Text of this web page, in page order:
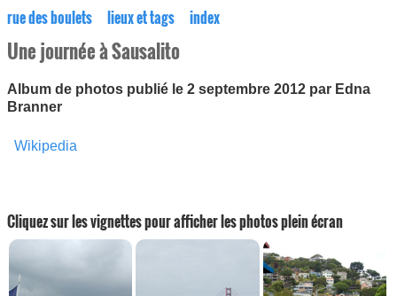
rue des boulets lieux et tags index
Une journée à Sausalito
Album de photos publié le 2 septembre 2012 par Edna
Branner
Wikipedia
Cliquez sur les vignettes pour afficher les photos plein écran